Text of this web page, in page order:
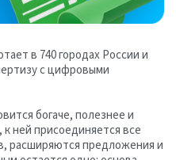
в 740 городах России и
с цифровыми
богаче, полезнее и
ней присоединяется все
расширяются предложения и